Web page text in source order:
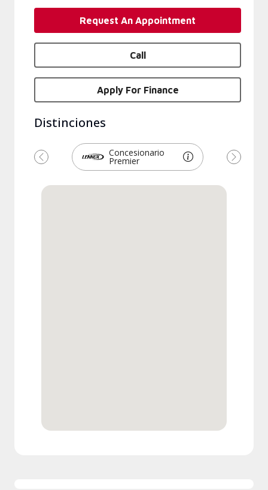
Request An Appointment
Call
Apply For Finance
Distinciones
Concesionario
Premier
Previous Next